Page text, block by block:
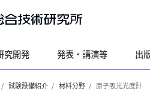
究開発 発表・講演等 出
試験設備紹介 材料分野 原子吸光光度計